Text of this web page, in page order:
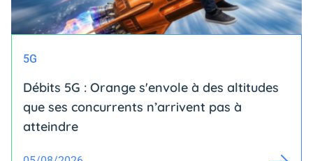
5G
Débits 5G : Orange s'envole à des altitudes
que ses concurrents n’arrivent pas à
atteindre